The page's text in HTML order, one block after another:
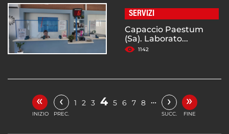
SERVIZI
Capaccio Paestum
(Sa). Laborato...
1142
«
INIZIO
‹
PREC.
1 2 3 4 5 6 7 8 … ›
SUCC.
»
FINE